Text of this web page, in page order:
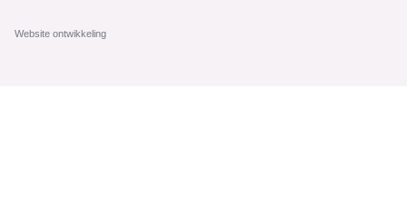
Website ontwikkeling